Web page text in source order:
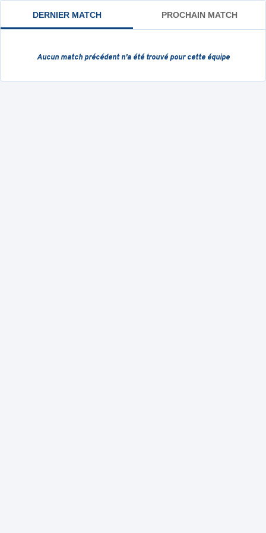
DERNIER MATCH PROCHAIN MATCH
Aucun match précédent n'a été trouvé pour cette équipe